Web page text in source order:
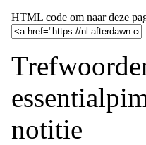
HTML code om naar deze
notitie